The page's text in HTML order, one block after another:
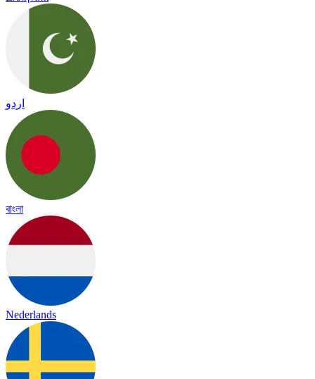
اردو
বাংলা
Nederlands